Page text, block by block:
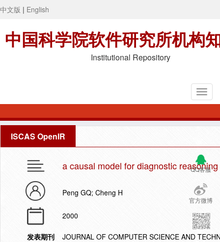
中文版 | English
中国科学院软件研究所机构
Institutional Repository
ISCAS OpenIR
QQ客服
官方微博
a causal model for diagnostic reasoning
Peng GQ; Cheng H
2000
发表期刊
JOURNAL OF COMPUTER SCIENCE AND